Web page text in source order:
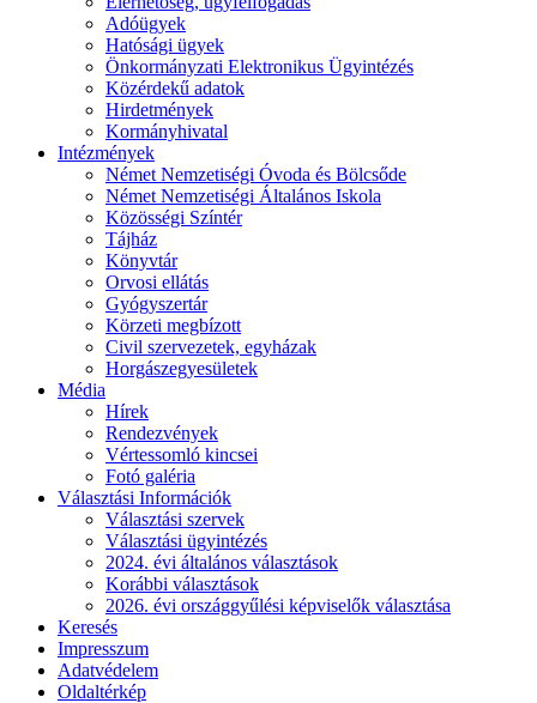
Adóügyek
Hatósági ügyek
Önkormányzati Elektronikus Ügyintézés
Közérdekű adatok
Hirdetmények
Kormányhivatal
Intézmények
Német Nemzetiségi Óvoda és Bölcsőde
Német Nemzetiségi Általános Iskola
Közösségi Színtér
Tájház
Könyvtár
Orvosi ellátás
Gyógyszertár
Körzeti megbízott
Civil szervezetek, egyházak
Horgászegyesületek
Média
Hírek
Rendezvények
Vértessomló kincsei
Fotó galéria
Választási Információk
Választási szervek
Választási ügyintézés
2024. évi általános választások
Korábbi választások
2026. évi országgyűlési képviselők választása
Keresés
Impresszum
Adatvédelem
Oldaltérkép